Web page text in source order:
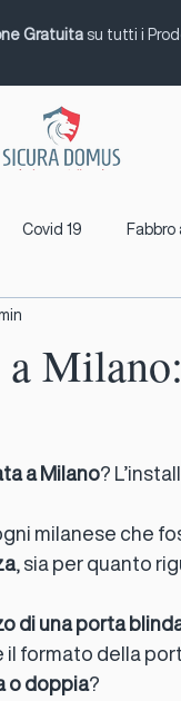
Gratuitasu tutti i
Covid 19 Fabbro
Impianti
Milano
a Milano?
milanese che
, sia per quanto
di una porta
il formato della
o doppia?